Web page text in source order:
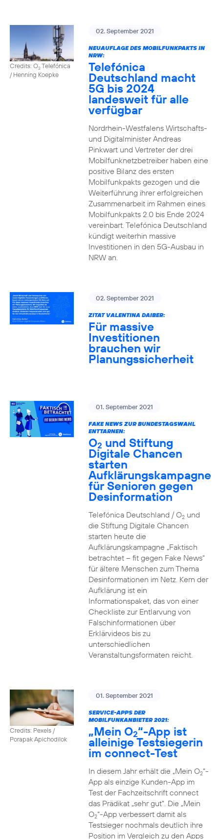
Credits: O2Telefónica
/ Henning Koepke
02. September 2021
NEUAUFLAGE DES MOBILFUNKPAKTS IN
NRW:
Telefónica
Deutschland macht
5G bis 2024
landesweit für alle
verfügbar
Nordrhein-Westfalens Wirtschafts-
und Digitalminister Andreas
Pinkwart und Vertreter der drei
Mobilfunknetzbetreiber haben eine
positive Bilanz des ersten
Mobilfunkpakts gezogen und die
Weiterführung ihrer erfolgreichen
Zusammenarbeit im Rahmen eines
Mobilfunkpakts 2.0 bis Ende 2024
vereinbart. Telefónica Deutschland
kündigt weiterhin massive
Investitionen in den 5G-Ausbau in
NRW an.
02. September 2021
ZITAT VALENTINA DAIBER:
Für massive
Investitionen
brauchen wir
Planungssicherheit
01. September 2021
FAKE NEWS ZUR BUNDESTAGSWAHL
ENTTARNEN:
O2 und Stiftung
Digitale Chancen
starten
Aufklärungskampagne
für Senioren gegen
Desinformation
Telefónica Deutschland / O2und
die Stiftung Digitale Chancen
starten heute die
Aufklärungskampagne „Faktisch
betrachtet – fit gegen Fake News“
für ältere Menschen zum Thema
Desinformationen im Netz. Kern der
Aufklärung ist ein
Informationspaket, das von einer
Checkliste zur Entlarvung von
Falschinformationen über
Erklärvideos bis zu
unterschiedlichen
Veranstaltungsformaten reicht.
Credits: Pexels /
Porapak Apichodilok
01. September 2021
SERVICE-APPS DER
MOBILFUNKANBIETER 2021:
„Mein O2“-App ist
alleinige Testsiegerin
im connect-Test
In diesem Jahr erhält die „Mein O2“-
App als einzige Kunden-App im
Test der Fachzeitschrift connect
das Prädikat „sehr gut“. Die „Mein
O2“-App verbessert damit als
Testsieger nochmals deutlich ihre
Position im Vergleich zu den Apps